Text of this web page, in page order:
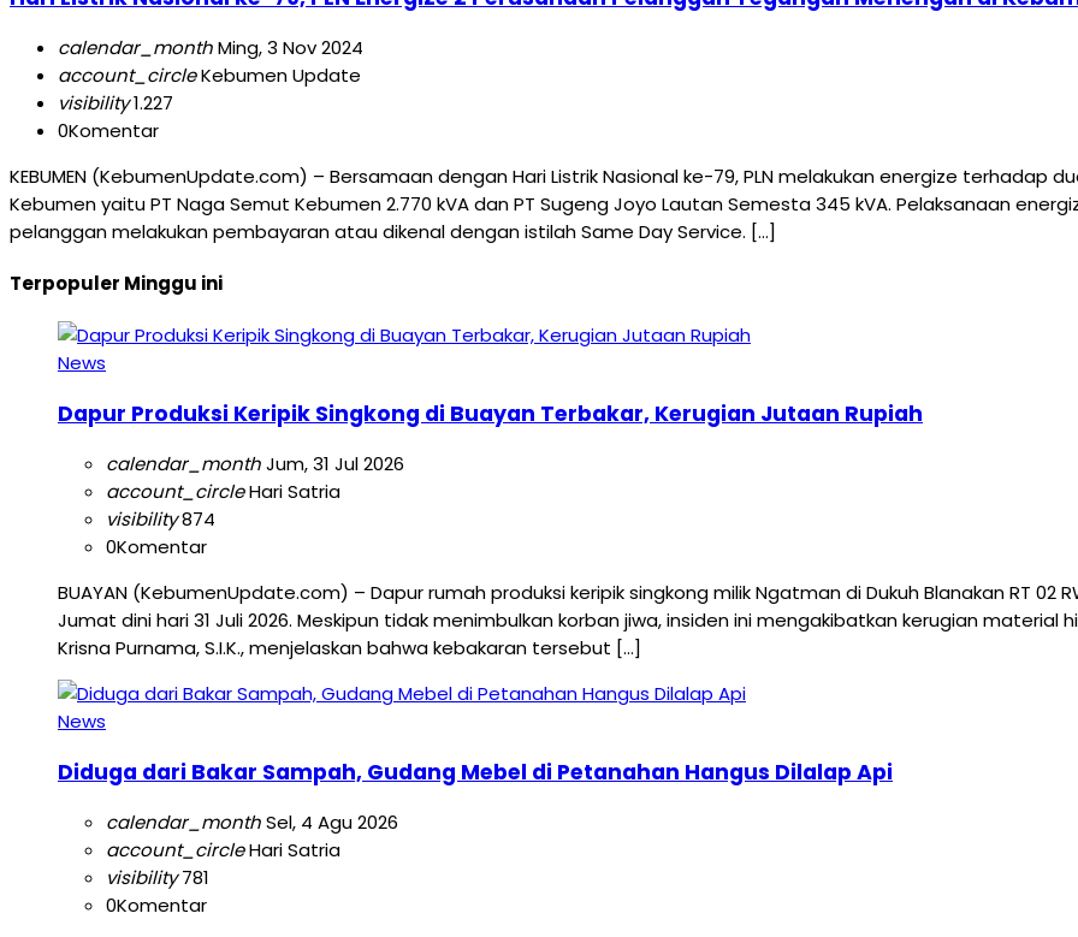
calendar_monthMing, 3 Nov 2024
account_circleKebumen Update
visibility1.227
0Komentar
KEBUMEN (KebumenUpdate.com) – Bersamaan dengan Hari Listrik Nasional ke-79, PLN melakukan energize terhadap
Kebumen yaitu PT Naga Semut Kebumen 2.770 kVA dan PT Sugeng Joyo Lautan Semesta 345 kVA. Pelaksanaan
pelanggan melakukan pembayaran atau dikenal dengan istilah Same Day Service. […]
Terpopuler Minggu ini
News
Dapur Produksi Keripik Singkong di Buayan Terbakar, Kerugian Jutaan Rupiah
calendar_monthJum, 31 Jul 2026
account_circleHari Satria
visibility874
0Komentar
BUAYAN (KebumenUpdate.com) – Dapur rumah produksi keripik singkong milik Ngatman di Dukuh Blanakan RT
Jumat dini hari 31 Juli 2026. Meskipun tidak menimbulkan korban jiwa, insiden ini mengakibatkan kerugian material
Krisna Purnama, S.I.K., menjelaskan bahwa kebakaran tersebut […]
News
Diduga dari Bakar Sampah, Gudang Mebel di Petanahan Hangus Dilalap Api
calendar_monthSel, 4 Agu 2026
account_circleHari Satria
visibility781
0Komentar